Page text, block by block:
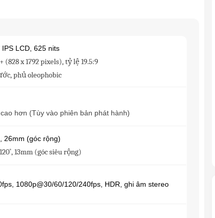
LCD, 625 nits
(828 x 1792 pixels), tỷ lệ 19.5:9
phủ oleophobic
hơn (Tùy vào phiên bản phát hành)
26mm (góc rộng)
13mm (góc siêu rộng)
1080p@30/60/120/240fps, HDR, ghi âm stereo